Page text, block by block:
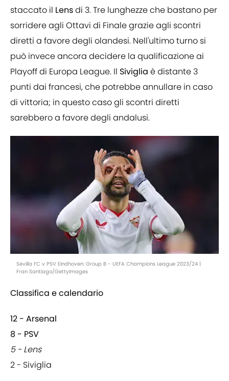
staccato il Lensdi 3. Tre lunghezze che bastano per
sorridere agli Ottavi di Finale grazie agli scontri
diretti a favore degli olandesi. Nell'ultimo turno si
può invece ancora decidere la qualificazione ai
Playoff di Europa League. Il Siviglia è distante 3
punti dai francesi, che potrebbe annullare in caso
di vittoria; in questo caso gli scontri diretti
sarebbero a favore degli andalusi.
Sevilla FC v PSV Eindhoven: Group B - UEFA Champions League 2023/24 |
Fran Santiago/GettyImages
Classifica e calendario
12 - Arsenal
8 - PSV
5 - Lens
2 - Siviglia